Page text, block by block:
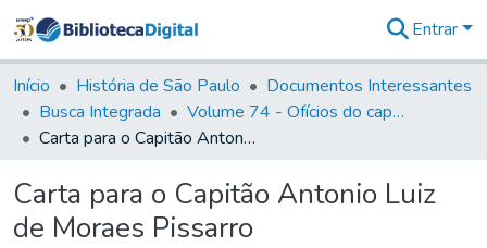
&
Coleções
Tudo na
Biblioteca
Estatísticas
Entrar
Início História de São Paulo
Documentos Interessantes
Busca Integrada
Volume 74 - Ofícios do capitão General Martim Lopes Lobo de Saldanha às Câmaras e Comandantes da Capitania (1775)
Carta para o Capitão Antonio Luiz de Moraes Pissarro
Carta para o Capitão Antonio Luiz
de Moraes Pissarro